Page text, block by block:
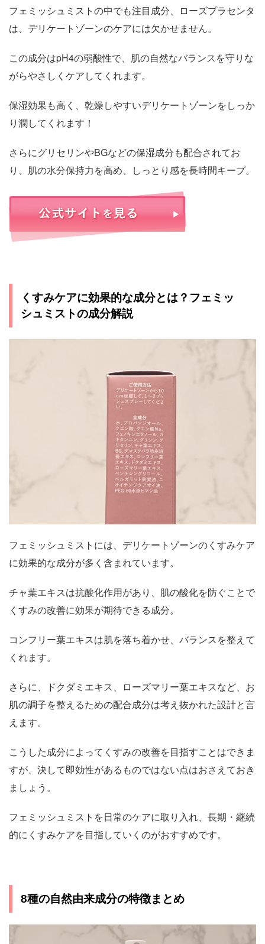
フェミッシュミストの中でも注目成分、ローズプラセンタ
は、デリケートゾーンのケアには欠かせません。
この成分はpH4の弱酸性で、肌の自然なバランスを守りな
がらやさしくケアしてくれます。
保湿効果も高く、乾燥しやすいデリケートゾーンをしっか
り潤してくれます！
さらにグリセリンやBGなどの保湿成分も配合されてお
り、肌の水分保持力を高め、しっとり感を長時間キープ。
くすみケアに効果的な成分とは？フェミッ
シュミストの成分解説
フェミッシュミストには、デリケートゾーンのくすみケア
に効果的な成分が多く含まれています。
チャ葉エキスは抗酸化作用があり、肌の酸化を防ぐことで
くすみの改善に効果が期待できる成分。
コンフリー葉エキスは肌を落ち着かせ、バランスを整えて
くれます。
さらに、ドクダミエキス、ローズマリー葉エキスなど、お
肌の調子を整えるための配合成分は考え抜かれた設計と言
えます。
こうした成分によってくすみの改善を目指すことはできま
すが、決して即効性があるものではない点はおさえておき
ましょう。
フェミッシュミストを日常のケアに取り入れ、長期・継続
的にくすみケアを目指していくのがおすすめです。
8種の自然由来成分の特徴まとめ